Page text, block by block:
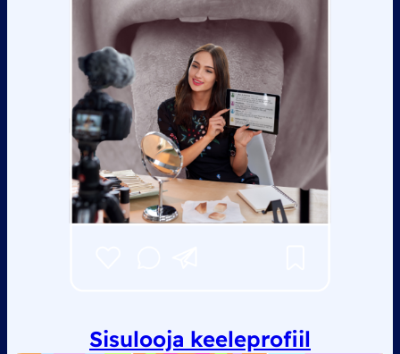
Sisulooja keeleprofiil